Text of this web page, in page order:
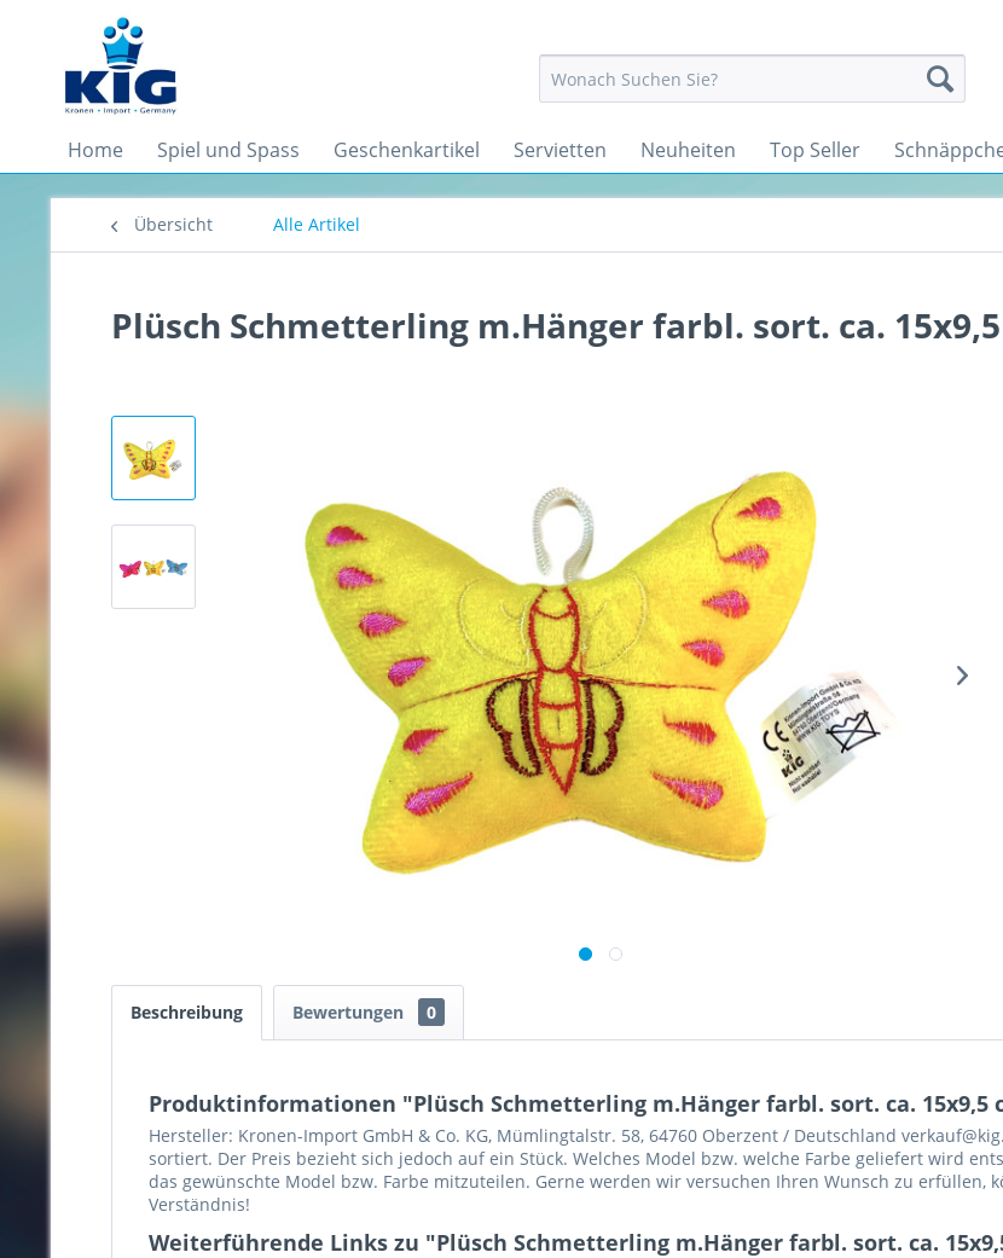
Home Spiel und Spass Geschenkartikel Servietten Neuheiten Top Seller
Übersicht Alle Artikel
Plüsch Schmetterling m.Hänger farbl. sort. ca.
Beschreibung Bewertungen 0
Produktinformationen "Plüsch Schmetterling m.Hänger farbl. sort. ca. 15x9,5
Hersteller: Kronen-Import GmbH & Co. KG, Mümlingtalstr. 58, 64760 Oberzent / Deutschland
sortiert. Der Preis bezieht sich jedoch auf ein Stück. Welches Model bzw. welche Farbe geliefert wird
das gewünschte Model bzw. Farbe mitzuteilen. Gerne werden wir versuchen Ihren Wunsch zu
Verständnis!
Weiterführende Links zu "Plüsch Schmetterling m.Hänger farbl. sort. ca.